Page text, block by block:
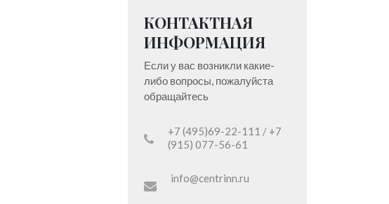
КОНТАКТНАЯ
ИНФОРМАЦИЯ
Если у вас возникли какие-
либо вопросы, пожалуйста
обращайтесь
+7 (495)69-22-111 / +7
(915) 077-56-61
info@centrinn.ru